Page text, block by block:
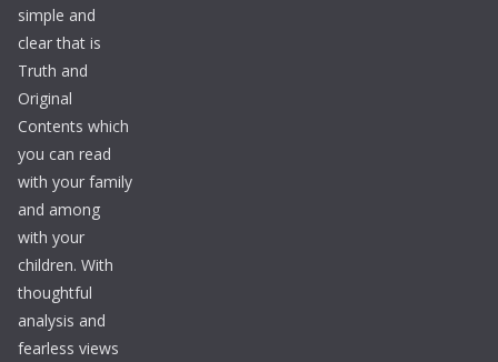
simple and
clear that is
Truth and
Original
Contents which
you can read
with your family
and among
with your
children. With
thoughtful
analysis and
fearless views